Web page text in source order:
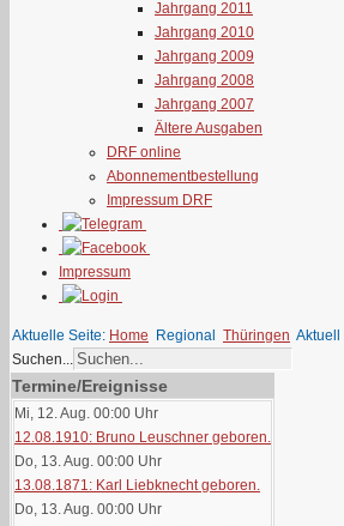
Jahrgang 2011
Jahrgang 2010
Jahrgang 2009
Jahrgang 2008
Jahrgang 2007
Ältere Ausgaben
DRF online
Abonnementbestellung
Impressum DRF
Impressum
Aktuelle Seite: Home Regional Thüringen Aktuell
Suchen...
Termine/Ereignisse
Mi, 12. Aug. 00:00 Uhr
12.08.1910: Bruno Leuschner geboren.
Do, 13. Aug. 00:00 Uhr
13.08.1871: Karl Liebknecht geboren.
Do, 13. Aug. 00:00 Uhr